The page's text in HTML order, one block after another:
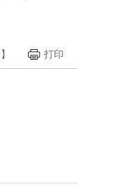
】 打印